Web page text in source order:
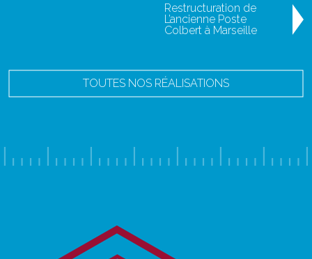
Restructuration de
L’ancienne Poste
Colbert à Marseille
TOUTES NOS RÉALISATIONS